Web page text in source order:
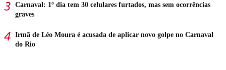
Carnaval: 1º dia tem 30 celulares furtados, mas sem ocorrências
graves
Irmã de Léo Moura é acusada de aplicar novo golpe no Carnaval
do Rio